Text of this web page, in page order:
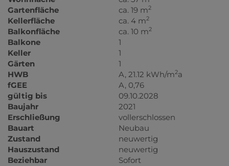
Gartenfläche ca. 19 m2
Kellerfläche ca. 4 m2
Balkonfläche ca. 10 m2
Balkone
1
Keller
1
Gärten
1
HWB
A, 21.12 kWh/m2a
fGEE
A, 0,76
gültig bis
09.10.2028
Baujahr
2021
Erschließung
vollerschlossen
Bauart
Neubau
Zustand
neuwertig
Hauszustand
neuwertig
Beziehbar
Sofort